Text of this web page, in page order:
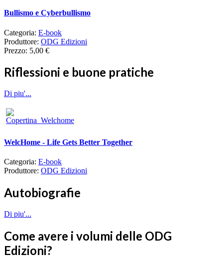
Bullismo e Cyberbullismo
Categoria: E-book
Produttore: ODG Edizioni
Prezzo: 5,00 €
Riflessioni e buone pratiche
Di piu'...
WelcHome - Life Gets Better Together
Categoria: E-book
Produttore: ODG Edizioni
Autobiografie
Di piu'...
Come avere i volumi delle ODG
Edizioni?